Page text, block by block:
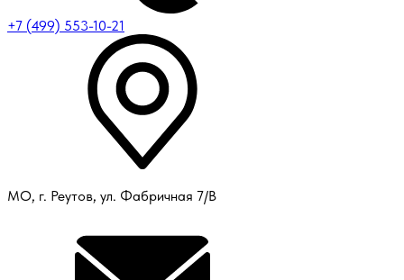
+7 (499) 553-10-21
МО, г. Реутов, ул. Фабричная 7/В